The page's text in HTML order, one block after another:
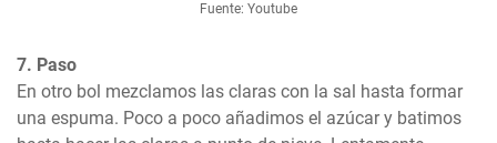
Fuente: Youtube
7. Paso
En otro bol mezclamos las claras con la sal hasta formar
una espuma. Poco a poco añadimos el azúcar y batimos